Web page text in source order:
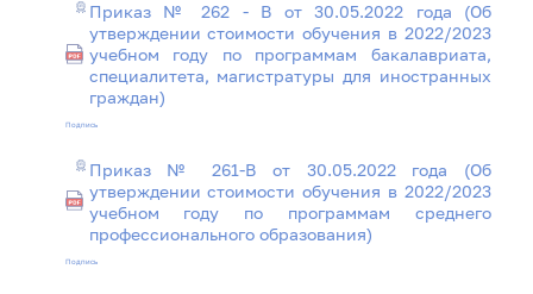
Приказ № 262 - В от 30.05.2022 года (Об
утверждении стоимости обучения в 2022/2023
учебном году по программам бакалавриата,
специалитета, магистратуры для иностранных
граждан)
Подпись
Приказ № 261-В от 30.05.2022 года (Об
утверждении стоимости обучения в 2022/2023
учебном году по программам среднего
профессионального образования)
Подпись